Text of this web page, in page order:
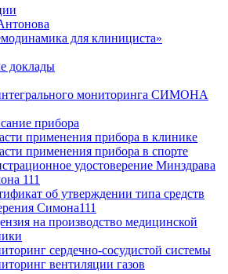
для клинициста»
доклады
мониторинга СИМОНА
прибора
применения прибора в клинике
применения прибора в спорте
удостоверение Минздрава
111
об утверждении типа средств
Симона111
на производство медицинской
сердечно-сосудистой системы
вентиляции газов